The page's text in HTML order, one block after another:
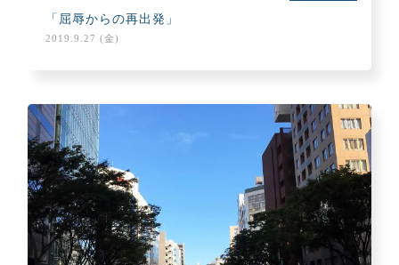
「屈辱からの再出発」
2019.9.27 (金)